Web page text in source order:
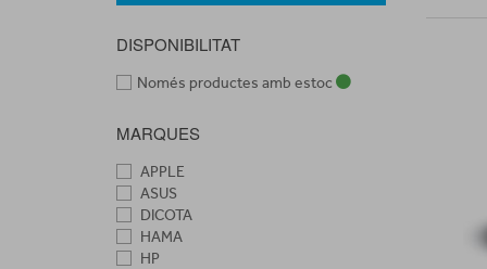
DISPONIBILITAT
Només productes amb estoc
MARQUES
APPLE
ASUS
DICOTA
HAMA
HP